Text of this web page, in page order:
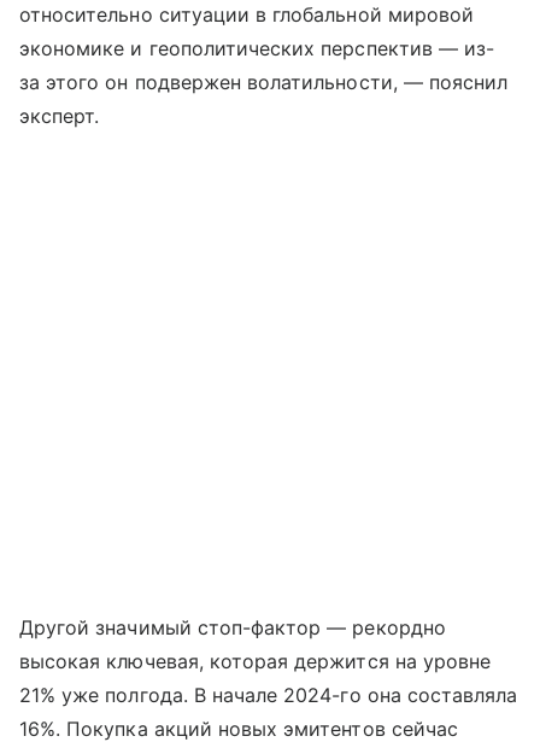
относительно ситуации в глобальной мировой
экономике и геополитических перспектив — из-
за этого он подвержен волатильности, — пояснил
эксперт.
Другой значимый стоп-фактор — рекордно
высокая ключевая, которая держится на уровне
21% уже полгода. В начале 2024-го она составляла
16%. Покупка акций новых эмитентов сейчас